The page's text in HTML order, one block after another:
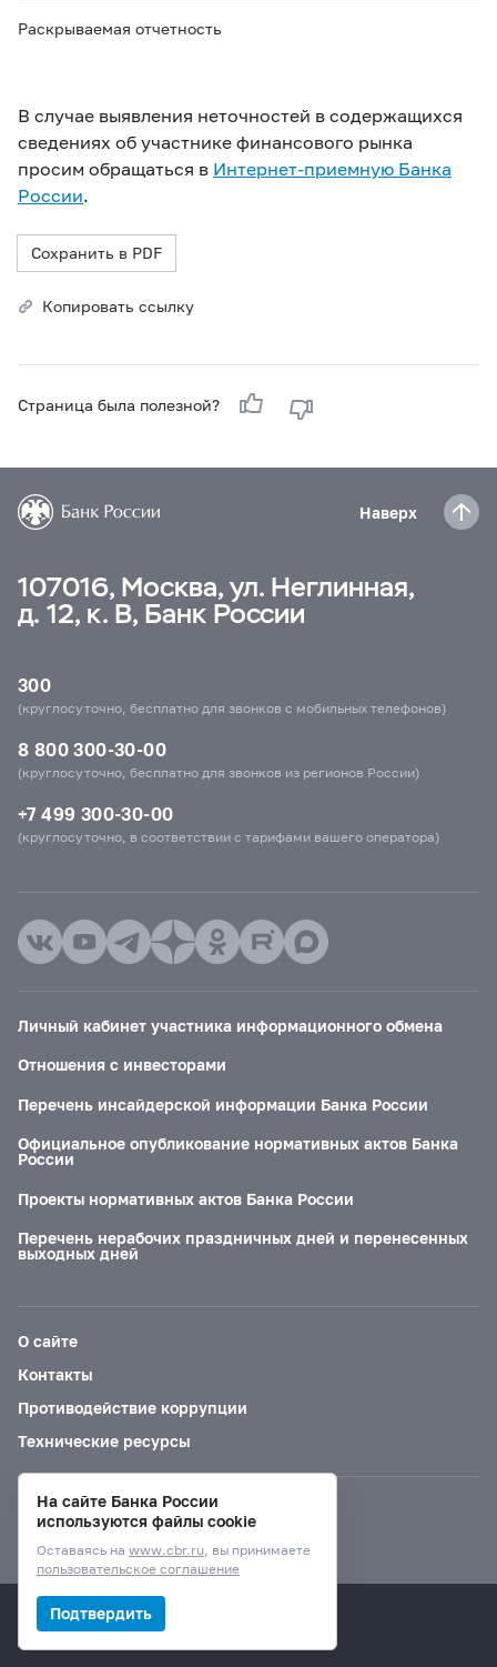
Раскрываемая отчетность
В случае выявления неточностей в содержащихся
сведениях об участнике финансового рынка
просим обращаться в Интернет-приемную Банка
России.
Сохранить в PDF
Копировать ссылку
Страница была полезной?
Наверх
107016, Москва, ул. Неглинная,
д. 12, к. В, Банк России
300
(круглосуточно, бесплатно для звонков с мобильных телефонов)
8 800 300-30-00
(круглосуточно, бесплатно для звонков из регионов России)
+7 499 300-30-00
(круглосуточно, в соответствии с тарифами вашего оператора)
Личный кабинет участника информационного обмена
Отношения с инвесторами
Перечень инсайдерской информации Банка России
Официальное опубликование нормативных актов Банка
России
Проекты нормативных актов Банка России
Перечень нерабочих праздничных дней и перенесенных
выходных дней
О сайте
Контакты
Противодействие коррупции
Технические ресурсы
Версия для слабовидящих
© Банк России, 2000–2026.
На сайте Банка России
используются файлы cookie
Оставаясь на www.cbr.ru, вы принимаете
пользовательское соглашение
Подтвердить